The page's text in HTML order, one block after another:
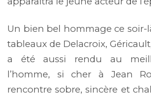
Un bien bel hommage ce soir-
tableaux de Delacroix,
a été aussi rendu au
l’homme, si cher à Jean
rencontre sobre, sincère et